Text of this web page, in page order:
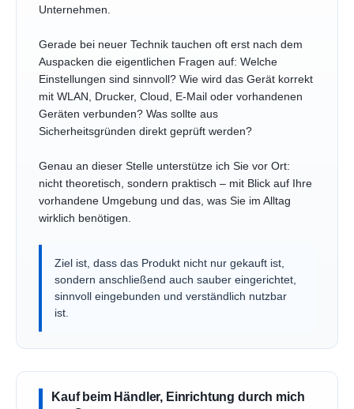
Unternehmen.
Gerade bei neuer Technik tauchen oft erst nach dem
Auspacken die eigentlichen Fragen auf: Welche
Einstellungen sind sinnvoll? Wie wird das Gerät korrekt
mit WLAN, Drucker, Cloud, E-Mail oder vorhandenen
Geräten verbunden? Was sollte aus
Sicherheitsgründen direkt geprüft werden?
Genau an dieser Stelle unterstütze ich Sie vor Ort:
nicht theoretisch, sondern praktisch – mit Blick auf Ihre
vorhandene Umgebung und das, was Sie im Alltag
wirklich benötigen.
Ziel ist, dass das Produkt nicht nur gekauft ist,
sondern anschließend auch sauber eingerichtet,
sinnvoll eingebunden und verständlich nutzbar
ist.
Kauf beim Händler, Einrichtung durch mich